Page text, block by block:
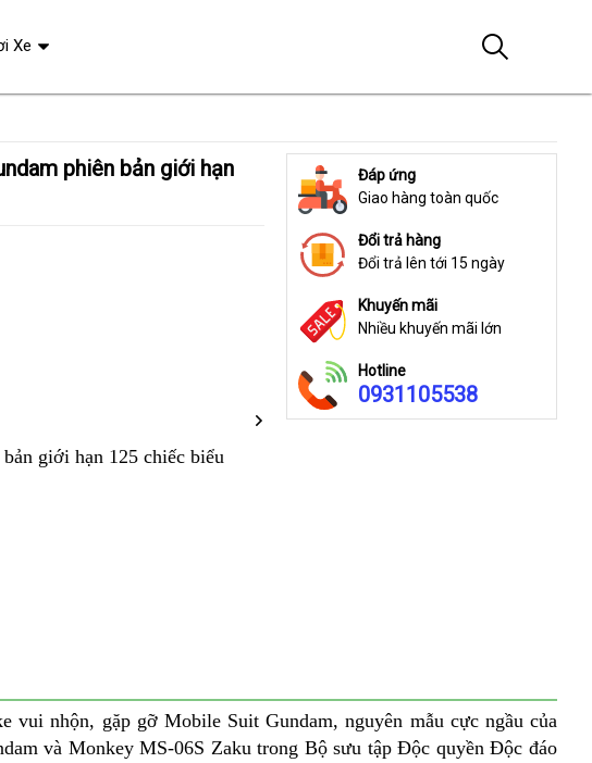
giới hạn 125 chiếc biểu
Đáp ứng
Giao hàng toàn quốc
Đổi trả hàng
Đổi trả lên tới 15 ngày
Khuyến mãi
Nhiều khuyến mãi lớn
Hotline
0931105538
nhộn, gặp gỡ Mobile Suit Gundam, nguyên mẫu cực ngầu của
và Monkey MS-06S Zaku trong Bộ sưu tập Độc quyền Độc đáo
Xe